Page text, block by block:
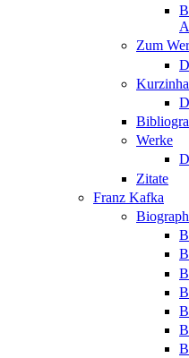
Zum
Werke
Zitate
Franz Kafka